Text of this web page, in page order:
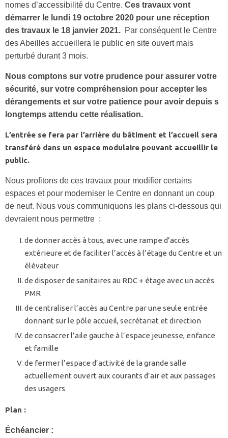
nomes d’accessibilité du Centre. Ces travaux vont
démarrer le lundi 19 octobre 2020 pour une réception
des travaux le 18 janvier 2021. Par conséquent le Centre
des Abeilles accueillera le public en site ouvert mais
perturbé durant 3 mois.
Nous comptons sur votre prudence pour assurer votre
sécurité, sur votre compréhension pour accepter les
dérangements et sur votre patience pour avoir depuis s
longtemps attendu cette réalisation.
L’entrée se fera par l’arrière du bâtiment et l’accueil sera
transféré dans un espace modulaire pouvant accueillir le
public.
Nous profitons de ces travaux pour modifier certains
espaces et pour moderniser le Centre en donnant un coup
de neuf. Nous vous communiquons les plans ci-dessous qui
devraient nous permettre :
de donner accès à tous, avec une rampe d’accès
extérieure et de faciliter l’accès à l’étage du Centre et un
élévateur
de disposer de sanitaires au RDC + étage avec un accès
PMR
de centraliser l’accès au Centre par une seule entrée
donnant sur le pôle accueil, secrétariat et direction
de consacrer l’aile gauche à l’espace jeunesse, enfance
et famille
de fermer l’espace d’activité de la grande salle
actuellement ouvert aux courants d’air et aux passages
des usagers
Plan :
Échéancier :